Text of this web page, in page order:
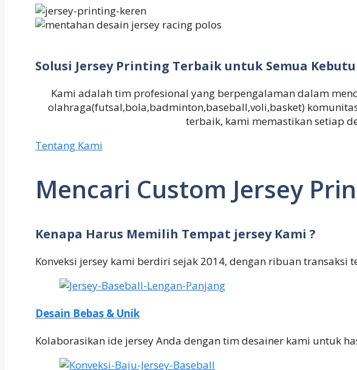
Solusi Jersey Printing Terbaik untuk Semua
Kami adalah tim profesional yang berpengalaman dalam
olahraga(futsal,bola,badminton,baseball,voli,basket)
terbaik, kami memastikan setiap
Tentang Kami
Mencari Custom Jersey
Kenapa Harus Memilih Tempat jersey Kami ?
Konveksi jersey kami berdiri sejak 2014, dengan ribuan transaksi
Desain Bebas & Unik
Kolaborasikan ide jersey Anda dengan tim desainer kami untuk